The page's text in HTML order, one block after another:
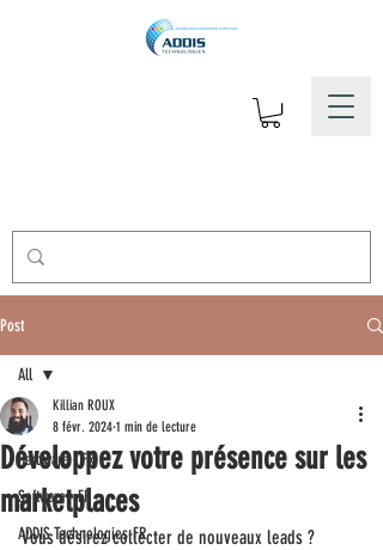
Post
All
Hardware - FR
Software - FR
ADDIS Technologies-FR
All
Développez votre présence sur les
marketplaces
Killian ROUX
8 févr. 2024 1 min de lecture
Vous désirez collecter de nouveaux leads ?